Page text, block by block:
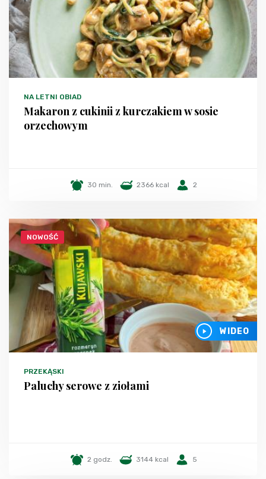
NA LETNI OBIAD
Makaron z cukinii z kurczakiem w sosie
orzechowym
30 min. 2366 kcal 2
NOWOŚĆ
WIDEO
PRZEKĄSKI
Paluchy serowe z ziołami
2 godz. 3144 kcal 5